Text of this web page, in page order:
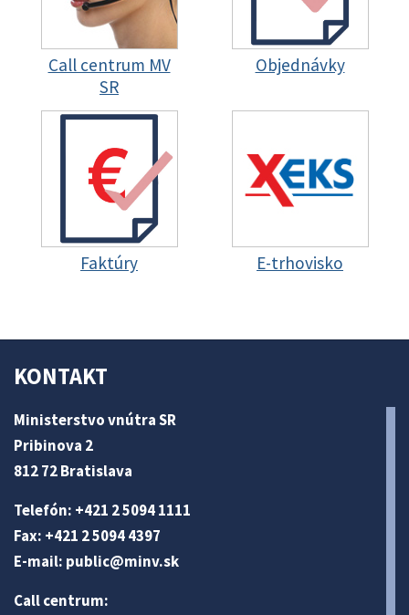
Call centrum MV
SR
Objednávky
Faktúry E-trhovisko
KONTAKT
Ministerstvo vnútra SR
Pribinova 2
812 72 Bratislava
Telefón: +421 2 5094 1111
Fax: +421 2 5094 4397
E-mail: public@minv.sk
Call centrum: